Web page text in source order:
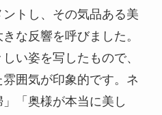
トし、その気品ある美
な反響を呼びました。
い姿を写したもので、
囲気が印象的です。ネ
「奥様が本当に美し